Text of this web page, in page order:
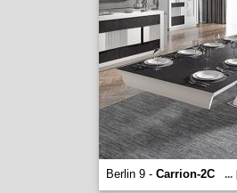
Berlin 9 - Carrion-2C ...